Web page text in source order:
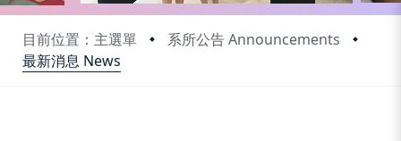
目前位置：主選單
系所公告 Announcements
最新消息 News